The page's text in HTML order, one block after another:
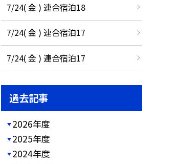
7/24( 金 ) 連合宿泊18
7/24( 金 ) 連合宿泊17
7/24( 金 ) 連合宿泊17
過去記事
2026年度
2025年度
2024年度